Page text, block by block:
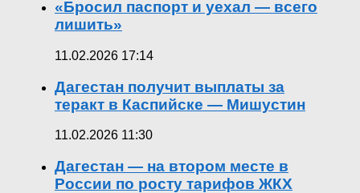
«Бросил паспорт и уехал — всего
лишить»
11.02.2026 17:14
Дагестан получит выплаты за
теракт в Каспийске — Мишустин
11.02.2026 11:30
Дагестан — на втором месте в
России по росту тарифов ЖКХ